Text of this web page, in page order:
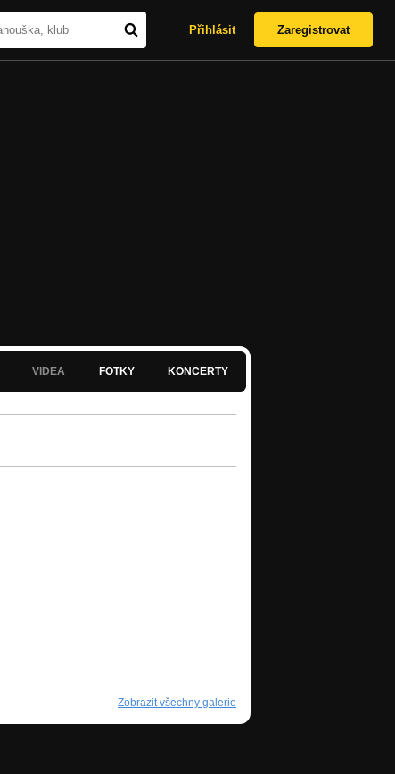
Přihlásit Zaregistrovat
VIDEA FOTKY KONCERTY
Zobrazit všechny galerie